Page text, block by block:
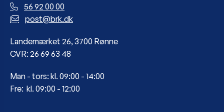
56 92 00 00
post@brk.dk
Landemærket 26, 3700 Rønne
CVR: 26 69 63 48
Man - tors: kl. 09:00 - 14:00
Fre: kl. 09:00 - 12:00